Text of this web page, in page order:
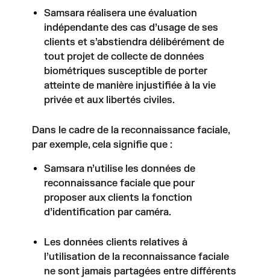
Samsara réalisera une évaluation
indépendante des cas d’usage de ses
clients et s’abstiendra délibérément de
tout projet de collecte de données
biométriques susceptible de porter
atteinte de manière injustifiée à la vie
privée et aux libertés civiles.
Dans le cadre de la reconnaissance faciale,
par exemple, cela signifie que :
Samsara n’utilise les données de
reconnaissance faciale que pour
proposer aux clients la fonction
d’identification par caméra.
Les données clients relatives à
l’utilisation de la reconnaissance faciale
ne sont jamais partagées entre différents